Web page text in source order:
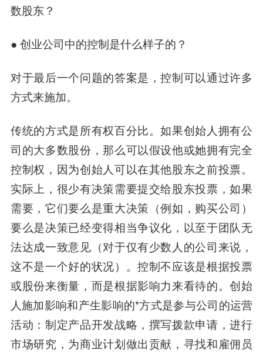
数股东？
● 创业公司中的控制是什么样子的？
对于最后一个问题的答案是，控制可以通过许多
方式来施加。
传统的方式是所有权百分比。如果创始人拥有公
司的大多数股份，那么可以假设他或她拥有完全
控制权，因为创始人可以在其他股东之前投票。
实际上，很少有决策需要提交给股东投票，如果
需要，它们要么是重大决策（例如，购买公司）
要么是决策已经变得相当争议化，以至于团队无
法达成一致意见（对于仅有少数人的公司来说，
这不是一个好的状况）。控制不应该是根据投票
或股份来衡量，而是根据影响力来看待的。创始
人施加影响和产生影响的*方式是参与公司的运营
活动：制定产品开发战略，撰写拨款申请，进行
市场研究，为商业计划做出贡献，寻找和雇佣员